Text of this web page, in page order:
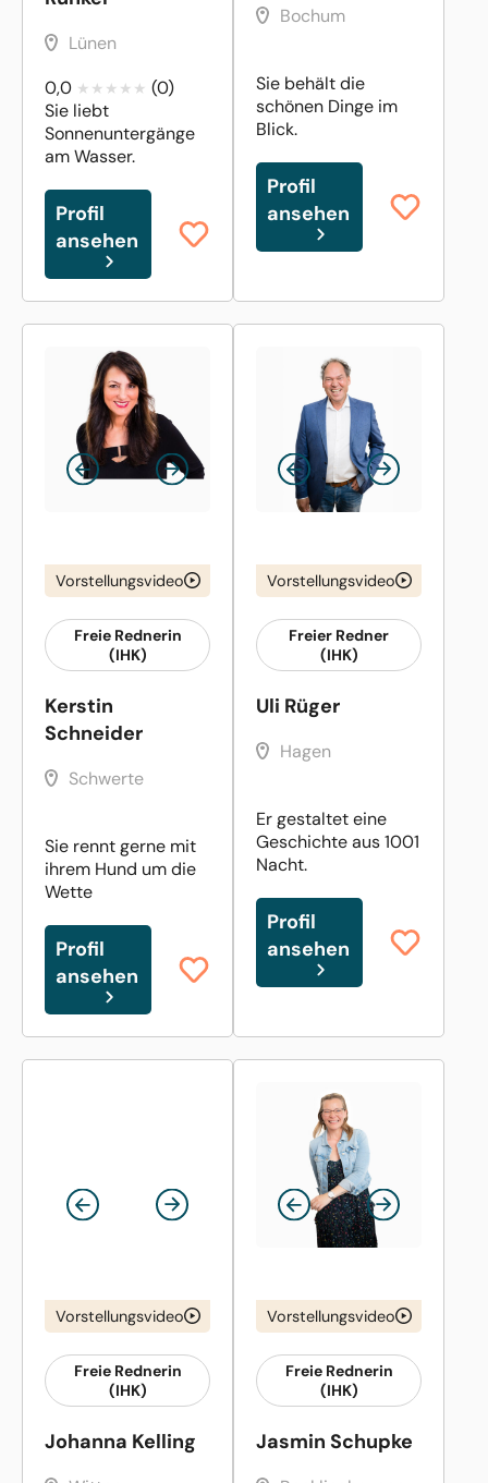
Lünen
0,0
(0)
Sie liebt
Sonnenuntergänge
am Wasser.
Profil
ansehen
Bochum
Sie behält die
schönen Dinge im
Blick.
Profil
ansehen
Vorstellungsvideo
Freie Rednerin
(IHK)
Kerstin
Schneider
Schwerte
Sie rennt gerne mit
ihrem Hund um die
Wette
Profil
ansehen
Vorstellungsvideo
Freier Redner
(IHK)
Uli Rüger
Hagen
Er gestaltet eine
Geschichte aus 1001
Nacht.
Profil
ansehen
Vorstellungsvideo
Freie Rednerin
(IHK)
Johanna Kelling
Vorstellungsvideo
Freie Rednerin
(IHK)
Jasmin Schupke